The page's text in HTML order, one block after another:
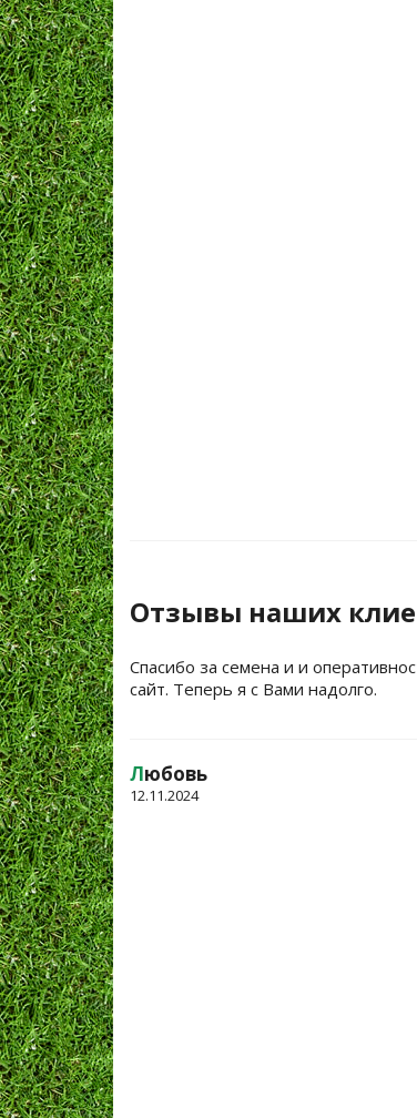
Отзывы наших
Спасибо за семена и и
сайт. Теперь я с Вами надолго.
Любовь
12.11.2024